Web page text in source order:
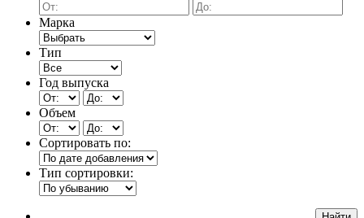
Марка
Тип
Год выпуска
Объем
Сортировать по:
Тип сортировки: